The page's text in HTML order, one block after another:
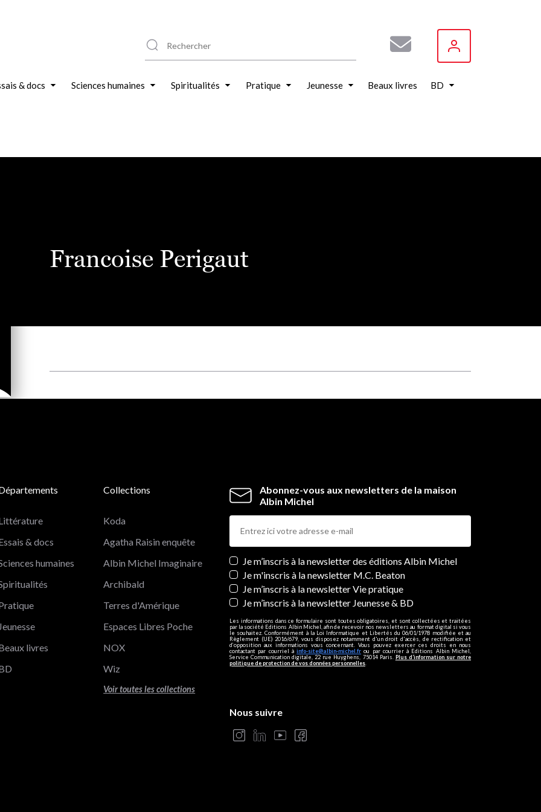
& docs Sciences humaines Spiritualités Pratique Jeunesse Beaux livres BD
Francoise Perigaut
Abonnez-vous aux newsletters de la maison
Albin Michel
Newsletters
Je m’inscris à la newsletter des éditions Albin Michel
Je m'inscris à la newsletter M.C. Beaton
Je m’inscris à la newsletter Vie pratique
Je m’inscris à la newsletter Jeunesse & BD
Les informations dans ce formulaire sont toutes obligatoires, et sont collectées et traitées
par la société Editions Albin Michel, afin de recevoir nos newsletters au format digital si vous
le souhaitez. Conformément à la Loi Informatique et Libertés du 06/01/1978 modifiée et au
Règlement (UE) 2016/679, vous disposez notamment d'un droit d'accès, de rectification et
d’opposition aux informations vous concernant. Vous pouvez exercer ces droits en nous
contactant par courriel àinfo-site@albin-michel.fr ou par courrier à Editions Albin Michel,
Service Communication digitale, 22 rue Huyghens, 75014 Paris. Plus d’information sur notre
politique de protection de vos données personnelles
& docs
humaines
Jeunesse
livres
Collections
Koda
Agatha Raisin enquête
Albin Michel Imaginaire
Archibald
Terres d'Amérique
Espaces Libres Poche
NOX
Wiz
Voir toutes les collections
Nous suivre